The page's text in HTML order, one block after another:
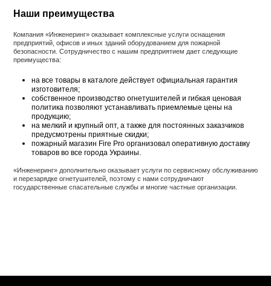
Наши преимущества
Компания «Инженеринг» оказывает комплексные услуги оснащения
предприятий, офисов и иных зданий оборудованием для пожарной
безопасности. Сотрудничество с нашим предприятием дает следующие
преимущества:
на все товары в каталоге действует официальная гарантия
изготовителя;
собственное производство огнетушителей и гибкая ценовая
политика позволяют устанавливать приемлемые цены на
продукцию;
на мелкий и крупный опт, а также для постоянных заказчиков
предусмотрены приятные скидки;
пожарный магазин Fire Pro организовал оперативную доставку
товаров во все города Украины.
«Инженеринг» дополнительно оказывает услуги по сервисному обслуживанию
и перезарядке огнетушителей, поэтому с нами сотрудничают
государственные спасательные службы и многие частные организации.